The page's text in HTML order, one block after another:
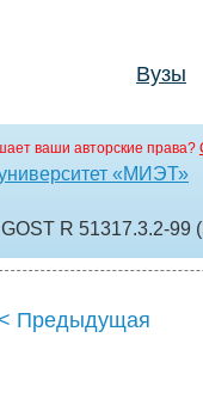
Вузы
ваши авторские права?
«МИЭТ»
R 51317.3.2-99
Предыдущая